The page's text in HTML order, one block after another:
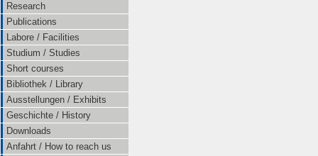
Research
Publications
Labore / Facilities
Studium / Studies
Short courses
Bibliothek / Library
Ausstellungen / Exhibits
Geschichte / History
Downloads
Anfahrt / How to reach us